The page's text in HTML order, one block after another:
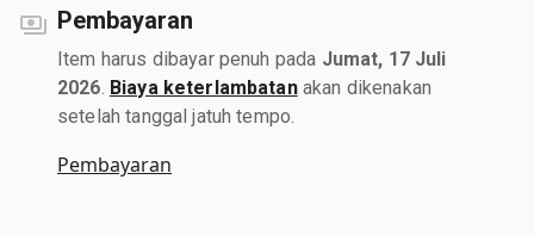
Pembayaran
Item harus dibayar penuh pada Jumat, 17 Juli
2026 Biaya keterlambatanakan dikenakan
setelah tanggal jatuh tempo.
Pembayaran